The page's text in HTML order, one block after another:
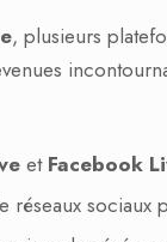
, plusieurs
et Facebook
réseaux sociaux